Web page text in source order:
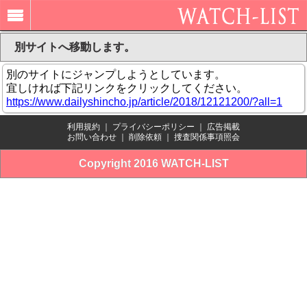
別サイトへ移動します。
別のサイトにジャンプしようとしています。
宜しければ下記リンクをクリックしてください。
https://www.dailyshincho.jp/article/2018/12121200/?all=1
利用規約 プライバシーポリシー
広告掲載
お問い合わせ
削除依頼 捜査関係事項照会
Copyright 2016 WATCH-LIST